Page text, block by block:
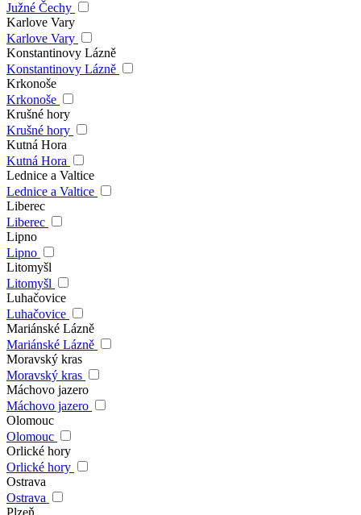
Južné Čechy
Karlove Vary
Karlove Vary
Konstantinovy Lázně
Konstantinovy Lázně
Krkonoše
Krkonoše
Krušné hory
Krušné hory
Kutná Hora
Kutná Hora
Lednice a Valtice
Lednice a Valtice
Liberec
Liberec
Lipno
Lipno
Litomyšl
Litomyšl
Luhačovice
Luhačovice
Mariánské Lázně
Mariánské Lázně
Moravský kras
Moravský kras
Máchovo jazero
Máchovo jazero
Olomouc
Olomouc
Orlické hory
Orlické hory
Ostrava
Ostrava